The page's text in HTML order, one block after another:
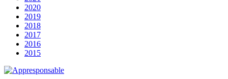
2020
2019
2018
2017
2016
2015